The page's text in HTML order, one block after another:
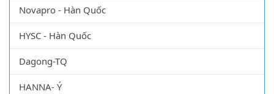
Novapro - Hàn Quốc
HYSC - Hàn Quốc
Dagong-TQ
HANNA- Ý